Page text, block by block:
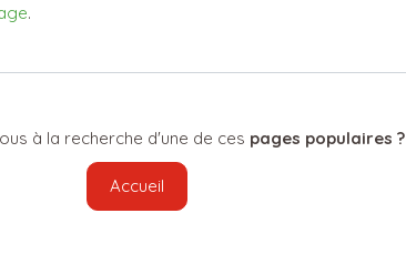
.
à la recherche d'une de ces pages populaires ?
Accueil